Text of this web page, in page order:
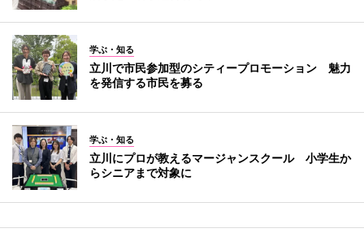
学ぶ・知る
立川で市民参加型のシティープロモーション 魅力
を発信する市民を募る
学ぶ・知る
立川にプロが教えるマージャンスクール 小学生か
らシニアまで対象に